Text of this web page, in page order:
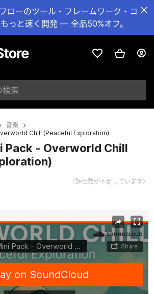
ローのツール・フレームワーク・コ
っと速く開発 — 全品50%オフ。
音楽
Chill (Peaceful Exploration)
Pack - Overworld Chill
（評価数が不足しています）